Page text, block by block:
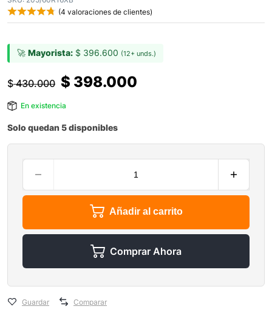
(4 valoraciones de clientes)
🚀 Mayorista: $ 396.600 (12+ unds.)
$430.000 $ 398.000
En existencia
Solo quedan 5 disponibles
Añadir al carrito
Comprar Ahora
Guardar Comparar